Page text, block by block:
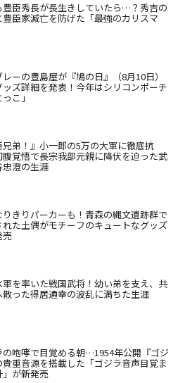
豊臣秀長が長生きしていたら…？秀吉の
豊臣家滅亡を防げた「最強のカリスマ
ーの豊島屋が『鳩の日』（8月10日）
ッズ詳細を発表！今年はシリコンポーチ
っこ」
兄弟！』小一郎の5万の大軍に徹底抗
腹覚悟で長宗我部元親に降伏を迫った武
忠澄の生涯
りきりパーカーも！青森の縄文遺跡群で
れた土偶がモチーフのキュートなグッズ
売
軍を率いた戦国武将！幼い弟を支え、共
散った得居通幸の波乱に満ちた生涯
の咆哮で目覚める朝…1954年公開『ゴジ
貴重音源を搭載した「ゴジラ音声目覚ま
」が新発売